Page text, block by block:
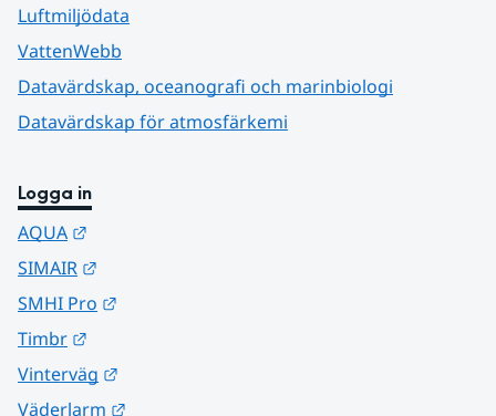
Luftmiljödata
VattenWebb
Datavärdskap, oceanografi och marinbiologi
Datavärdskap för atmosfärkemi
Logga in
AQUA
SIMAIR
SMHI Pro
Timbr
Vinterväg
Väderlarm